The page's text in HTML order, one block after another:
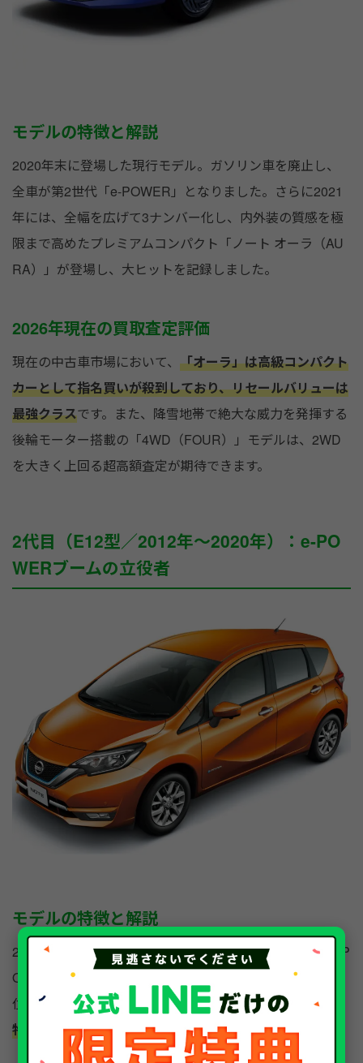
モデルの特徴と解説
2020年末に登場した現行モデル。ガソリン車を廃止し、
全車が第2世代「e-POWER」となりました。さらに2021
年には、全幅を広げて3ナンバー化し、内外装の質感を極
限まで高めたプレミアムコンパクト「ノート オーラ（AU
RA）」が登場し、大ヒットを記録しました。
2026年現在の買取査定評価
現在の中古車市場において、 「オーラ」は高級コンパクト
カーとして指名買いが殺到しており、リセールバリューは
最強クラスです。また、降雪地帯で絶大な威力を発揮する
後輪モーター搭載の「4WD（FOUR）」モデルは、2WD
を大きく上回る超高額査定が期待できます。
2代目（E12型／2012年〜2020年）：e-PO
WERブームの立役者
モデルの特徴と解説
2012年にデビューし、2016年のマイナーチェンジで「e-P
OWER」が追加されたことで、コンパクトカー販売台数1
位に輝いた歴史的モデル。 室内空間の広さと、e-POWER
特有のワンペダル感覚の走りが特徴です。